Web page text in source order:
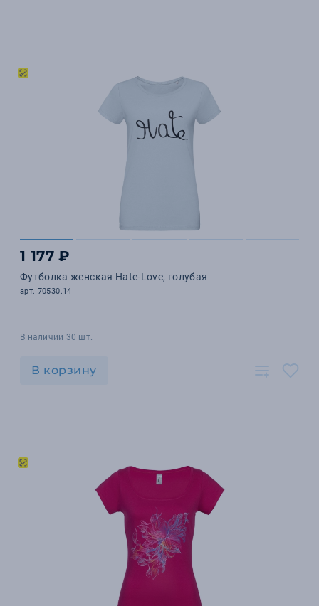
1 177 ₽
Футболка женская Hate-Love, голубая
арт. 70530.14
В наличии 30 шт.
В корзину